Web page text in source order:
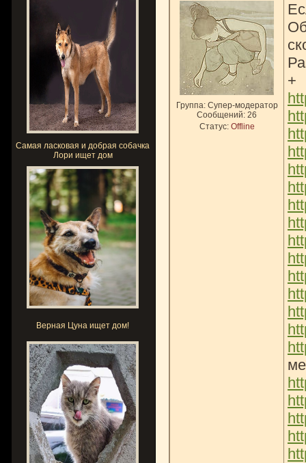
Самая ласковая и добрая собачка
Лори ищет дом
Верная Цуна ищет дом!
Группа: Супер-модератор
Сообщений: 26
Статус: Offline
+